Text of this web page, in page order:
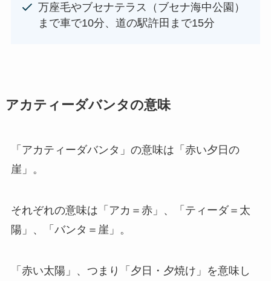
万座毛やブセナテラス（ブセナ海中公園）
まで車で10分、道の駅許田まで15分
アカティーダバンタの意味
「アカティーダバンタ」の意味は「赤い夕日の
崖」。
それぞれの意味は「アカ＝赤」、「ティーダ＝太
陽」、「バンタ＝崖」。
「赤い太陽」、つまり「夕日・夕焼け」を意味し